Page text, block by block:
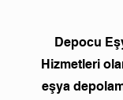
Depocu
Hizmetleri
eşya